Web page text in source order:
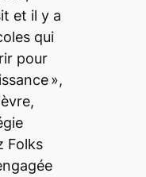
et il y a
qui
pour
»,
,
Folks